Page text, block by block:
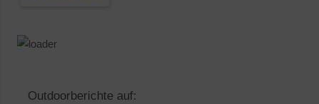
Outdoorberichte auf: